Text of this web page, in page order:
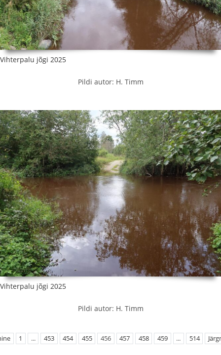
Vihterpalu jõgi 2025
Pildi autor: H. Timm
Vihterpalu jõgi 2025
Pildi autor: H. Timm
1 ... 453 454 455 456 457 458 459 ... 514